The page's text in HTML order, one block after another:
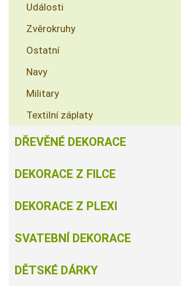
Události
Zvěrokruhy
Ostatní
Navy
Military
Textilní záplaty
DŘEVĚNÉ DEKORACE
DEKORACE Z FILCE
DEKORACE Z PLEXI
SVATEBNÍ DEKORACE
DĚTSKÉ DÁRKY